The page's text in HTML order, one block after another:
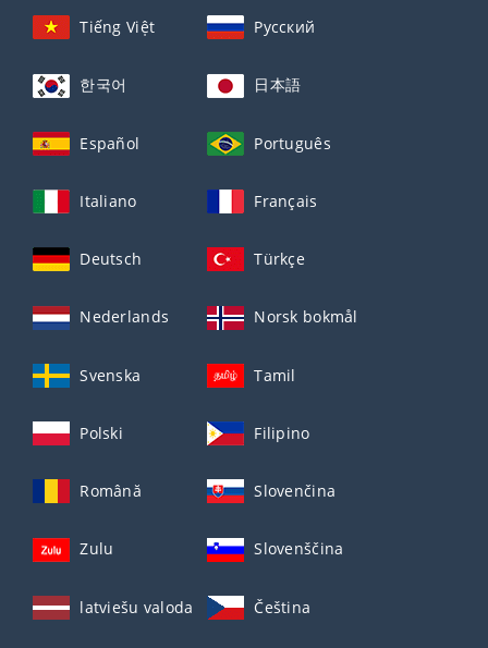
Tiếng Việt Русский
한국어 日本語
Español Português
Italiano Français
Deutsch Türkçe
Nederlands Norsk bokmål
Svenska Tamil
Polski Filipino
Română Slovenčina
Zulu Slovenščina
latviešu valoda Čeština